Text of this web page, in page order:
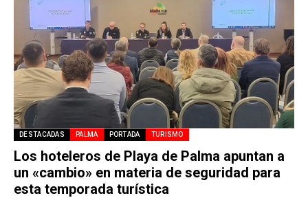
DESTACADAS PALMA PORTADA TURISMO
Los hoteleros de Playa de Palma apuntan a
un «cambio» en materia de seguridad para
esta temporada turística